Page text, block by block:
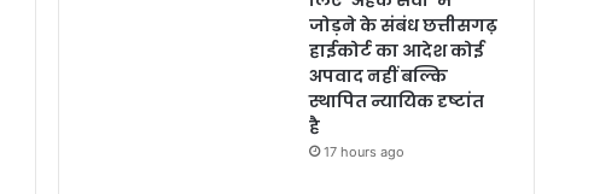
जोड़ने के संबंध छत्तीसगढ़
हाईकोर्ट का आदेश कोई
अपवाद नहीं बल्कि
स्थापित न्यायिक दृष्टांत
है
17 hours ago